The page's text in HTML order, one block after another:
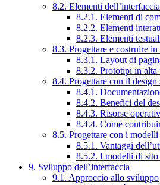
8.2. Elementi dell’interfaccia
8.2.1. Elementi di
8.2.2. Elementi
8.2.3. Elementi
8.3. Progettare e costruire in
8.3.1. Layout di
8.3.2. Prototipi in alta
8.4. Progettare con il design
8.4.1.
8.4.2. Benefici del
8.4.3. Risorse
8.4.4. Come
8.5. Progettare con i
8.5.1. Vantaggi
8.5.2. I modelli di
9. Sviluppo dell’interfaccia
9.1. Approccio allo sviluppo